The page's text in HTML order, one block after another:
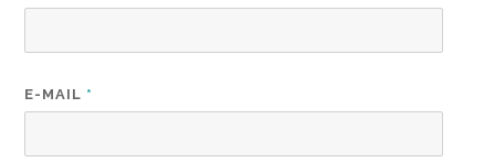
E-MAIL *